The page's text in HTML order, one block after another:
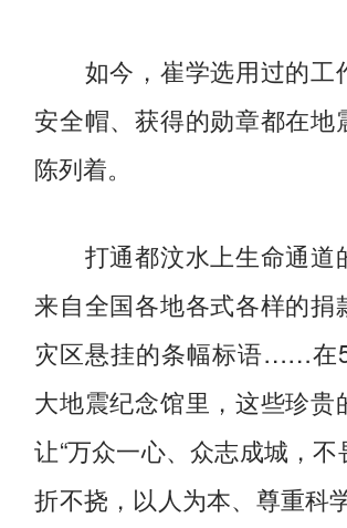
如今，崔学选用过的工
安全帽、获得的勋章都在地
陈列着。
打通都汶水上生命通道
来自全国各地各式各样的捐
灾区悬挂的条幅标语……在
大地震纪念馆里，这些珍贵
让“万众一心、众志成城，
折不挠，以人为本、尊重科